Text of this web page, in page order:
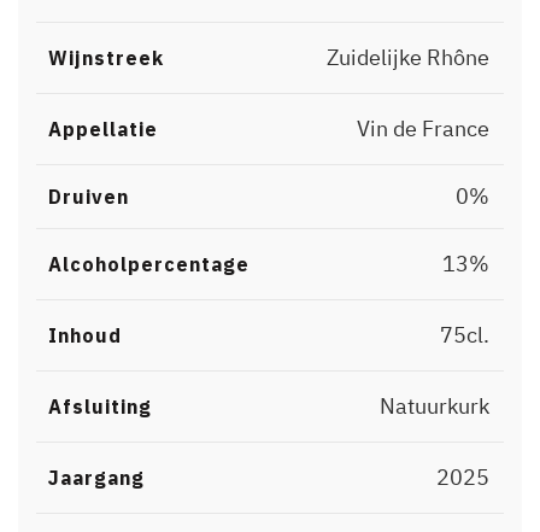
Wijnstreek Zuidelijke Rhône
Appellatie Vin de France
Druiven 0%
Alcoholpercentage 13%
Inhoud 75cl.
Afsluiting Natuurkurk
Jaargang 2025